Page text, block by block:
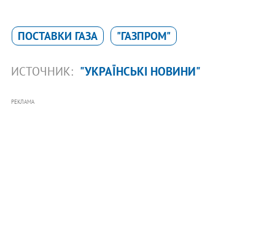
ПОСТАВКИ ГАЗА "ГАЗПРОМ"
ИСТОЧНИК: "УКРАЇНСЬКІ НОВИНИ"
РЕКЛАМА